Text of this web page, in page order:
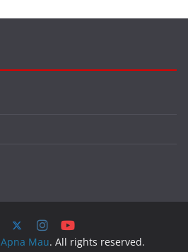
Apna Mau. All rights reserved.